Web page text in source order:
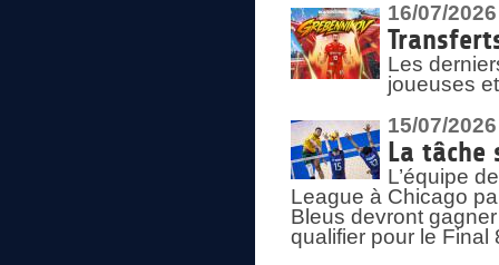
16/07/2026
Les
joueuses
15/07/2026
La tâche
L’équipe
League à Chicago
Bleus devront
qualifier pour le Final